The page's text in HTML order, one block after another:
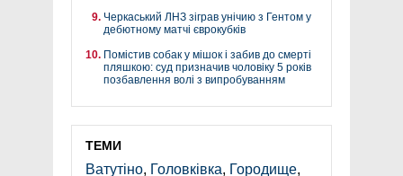
Черкаський ЛНЗ зіграв унічию з Гентом у
дебютному матчі єврокубків
Помістив собак у мішок і забив до смерті
пляшкою: суд призначив чоловіку 5 років
позбавлення волі з випробуванням
ТЕМИ
Ватутіно, Головківка, Городище,